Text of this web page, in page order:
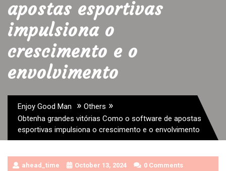
apostas esportivas
impulsiona o
crescimento e o
envolvimento
Enjoy Good Man » Others »
Obtenha grandes vitórias Como o software de apostas
esportivas impulsiona o crescimento e o envolvimento
ahead_time October 13, 2024 0 Comments